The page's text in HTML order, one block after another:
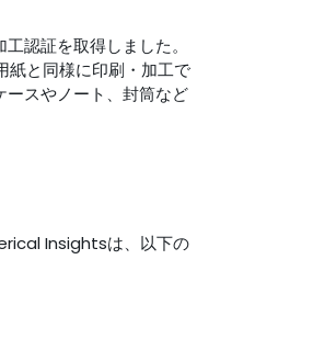
認証を取得しました。
紙と同様に印刷・加工で
スやノート、封筒など
Insightsは、以下の